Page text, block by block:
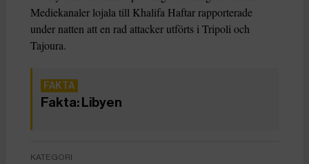
Mediekanaler lojala till Khalifa Haftar rapporterade
under natten att en rad attacker utförts i Tripoli och
Tajoura.
Fakta: Libyen
KATEGORI